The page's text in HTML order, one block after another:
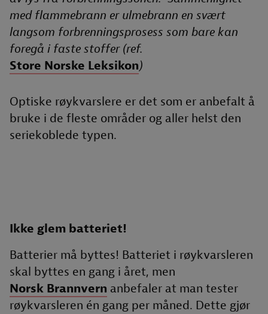
med flammebrann er ulmebrann en svært
langsom forbrenningsprosess som bare kan
foregå i faste stoffer (ref.
Store Norske Leksikon)
Optiske røykvarslere er det som er anbefalt å
bruke i de fleste områder og aller helst den
seriekoblede typen.
Ikke glem batteriet!
Batterier må byttes! Batteriet i røykvarsleren
skal byttes en gang i året, men
Norsk Brannvern anbefaler at man tester
røykvarsleren én gang per måned. Dette gjør